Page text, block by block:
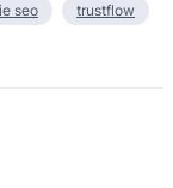
seo trustflow